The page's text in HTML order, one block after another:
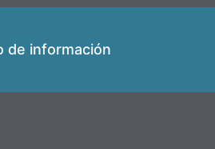
de información